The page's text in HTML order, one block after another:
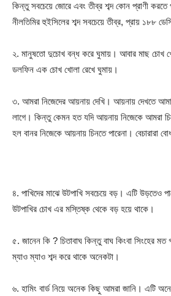
কিন্তু সবচেয়ে জোরে এবং তীব্র শব্দ কোন প্রাণী করতে
নীলতিমির হুইসিলের শব্দ সবচেয়ে তীব্র, প্রায় ১৮৮
২. মানুষতো দুচোখ বন্ধ করে ঘুমায়। আবার মাছ চোখ
ডলফিন এক চোখ খোলা রেখে ঘুমায়।
৩. আমরা নিজেদের আয়নায় দেখি। আয়নায় দেখতে
লাগে। কিন্তু কেমন হত যদি আয়নায় নিজেকে আমরা
হল বানর নিজেকে আয়নায় চিনতে পারেনা। বেচারারা
৪. পাখিদের মাঝে উটপাখি সবচেয়ে বড়। এটি উড়তেও
উটপাখির চোখ এর মস্তিষ্ক থেকে বড় হয়ে থাকে।
৫. জানেন কি ? চিতাবাঘ কিন্তু বাঘ কিংবা সিংহের
ম্যাও ম্যাও শব্দ করে থাকে অনেকটা।
৬. হামিং বার্ড নিয়ে অনেক কিছু আমরা জানি। এটি